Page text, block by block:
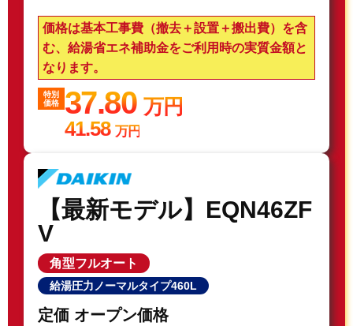
価格は基本工事費（撤去＋設置＋搬出費）を含
む、給湯省エネ補助金をご利用時の実質金額と
なります。
特別
価格
37.80万円
41.58 万円
【最新モデル】EQN46ZF
V
角型フルオート
給湯圧力ノーマルタイプ460L
定価 オープン価格